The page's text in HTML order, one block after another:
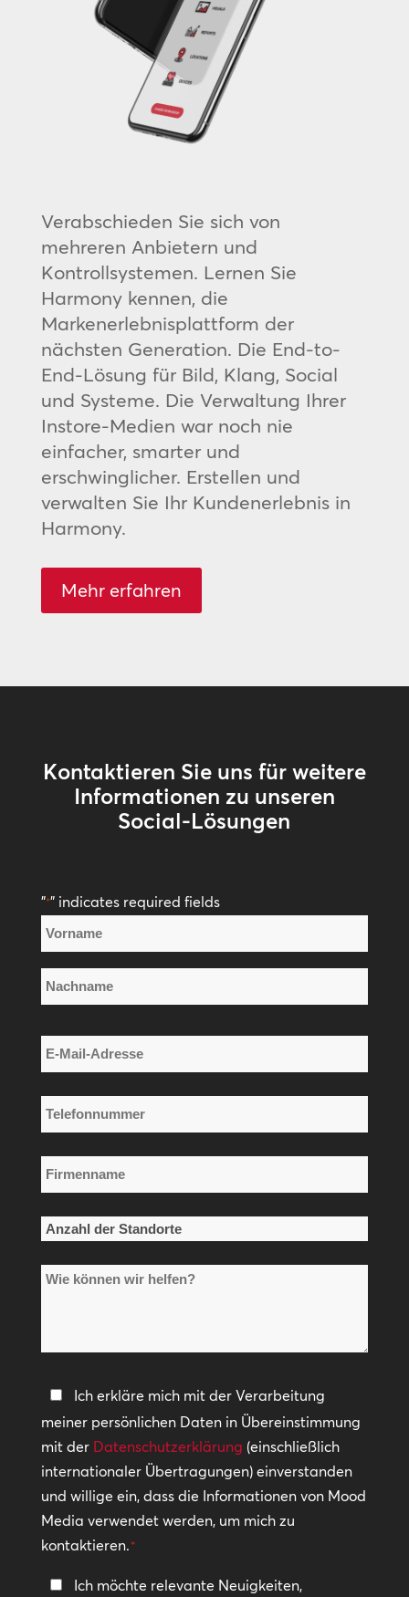
Verabschieden Sie sich von
mehreren Anbietern und
Kontrollsystemen. Lernen Sie
Harmony kennen, die
Markenerlebnisplattform der
nächsten Generation. Die End-to-
End-Lösung für Bild, Klang, Social
und Systeme. Die Verwaltung Ihrer
Instore-Medien war noch nie
einfacher, smarter und
erschwinglicher. Erstellen und
verwalten Sie Ihr Kundenerlebnis in
Harmony.
Mehr erfahren
Kontaktieren Sie uns für weitere
Informationen zu unseren
Social-Lösungen
"*" indicates required fields
Name
*
Vorname
E-
Mail-
Adresse
Telefonnummer
*
Firmenname
*
Anzahl
Standorte
Wie
helfen?
Datenschutzerklärung
*
Ich erkläre mich mit der Verarbeitung
meiner persönlichen Daten in Übereinstimmung
mit der Datenschutzerklärung (einschließlich
internationaler Übertragungen) einverstanden
und willige ein, dass die Informationen von Mood
Media verwendet werden, um mich zu
kontaktieren.*
In
Ich möchte relevante Neuigkeiten,